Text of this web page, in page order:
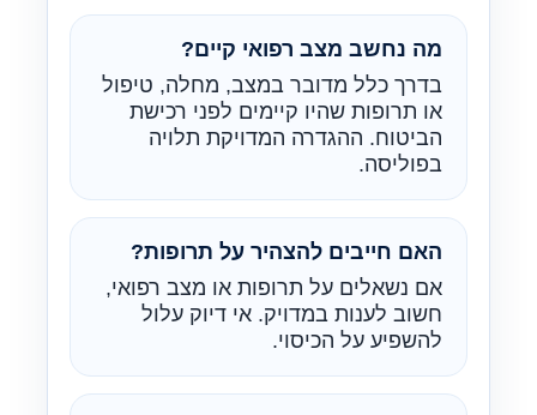
מה נחשב מצב רפואי קיים?
בדרך כלל מדובר במצב, מחלה, טיפול
או תרופות שהיו קיימים לפני רכישת
הביטוח. ההגדרה המדויקת תלויה
בפוליסה.
האם חייבים להצהיר על תרופות?
אם נשאלים על תרופות או מצב רפואי,
חשוב לענות במדויק. אי דיוק עלול
להשפיע על הכיסוי.